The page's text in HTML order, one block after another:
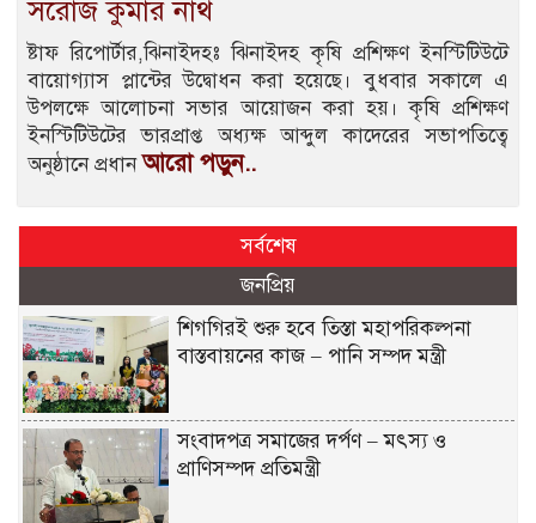
সরোজ কুমার নাথ
ষ্টাফ রিপোর্টার,ঝিনাইদহঃ ঝিনাইদহ কৃষি প্রশিক্ষণ ইনস্টিটিউটে
বায়োগ্যাস প্লান্টের উদ্বোধন করা হয়েছে। বুধবার সকালে এ
উপলক্ষে আলোচনা সভার আয়োজন করা হয়। কৃষি প্রশিক্ষণ
ইনস্টিটিউটের ভারপ্রাপ্ত অধ্যক্ষ আব্দুল কাদেরের সভাপতিত্বে
অনুষ্ঠানে প্রধানআরো পড়ুন..
সর্বশেষ
জনপ্রিয়
শিগগিরই শুরু হবে তিস্তা মহাপরিকল্পনা
বাস্তবায়নের কাজ – পানি সম্পদ মন্ত্রী
সংবাদপত্র সমাজের দর্পণ – মৎস্য ও
প্রাণিসম্পদ প্রতিমন্ত্রী